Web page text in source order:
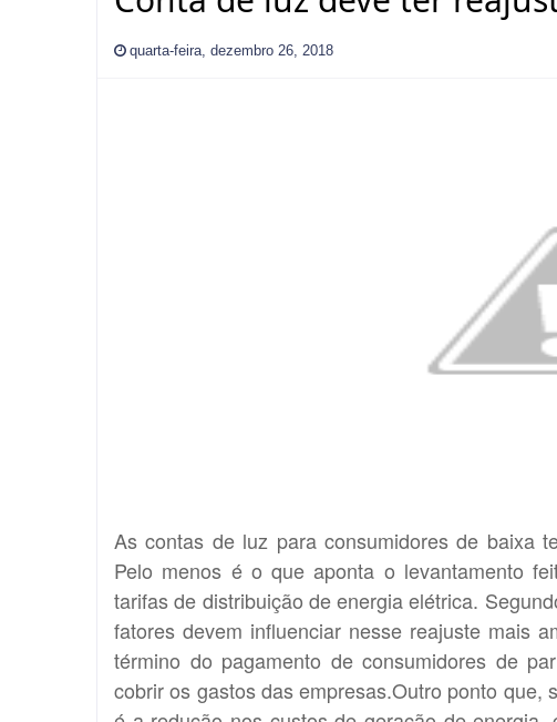
quarta-feira, dezembro 26, 2018
As contas de luz para consumidores de baixa
Pelo menos é o que aponta o levantamento
tarifas de distribuição de energia elétrica.
fatores devem influenciar nesse reajuste mais
término do pagamento de consumidores de
cobrir os gastos das empresas.Outro ponto